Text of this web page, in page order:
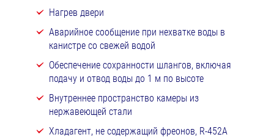
Нагрев двери
Аварийное сообщение при нехватке воды в
канистре со свежей водой
Обеспечение сохранности шлангов, включая
подачу и отвод воды до 1 м по высоте
Внутреннее пространство камеры из
нержавеющей стали
Хладагент, не содержащий фреонов, R-452A